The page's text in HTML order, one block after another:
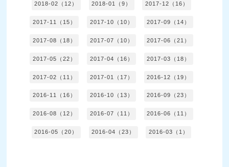
2018-02（12） 2018-01（9） 2017-12（16）
2017-11（15） 2017-10（10） 2017-09（14）
2017-08（18） 2017-07（10） 2017-06（21）
2017-05（22） 2017-04（16） 2017-03（18）
2017-02（11） 2017-01（17） 2016-12（19）
2016-11（16） 2016-10（13） 2016-09（23）
2016-08（12） 2016-07（11） 2016-06（11）
2016-05（20） 2016-04（23） 2016-03（1）